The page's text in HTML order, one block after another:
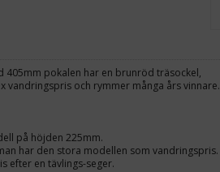
405mm pokalen har en brunröd träsockel,
vandringspris och rymmer många års vinnare.
på höjden 225mm.
har den stora modellen som vandringspris.
efter en tävlings-seger.